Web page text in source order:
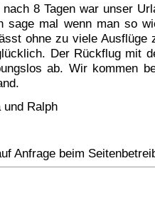
nach 8 Tagen war unser
sage mal wenn man so
ohne zu viele Ausflüge
Der Rückflug mit
ab. Wir kommen
und Ralph
Anfrage beim